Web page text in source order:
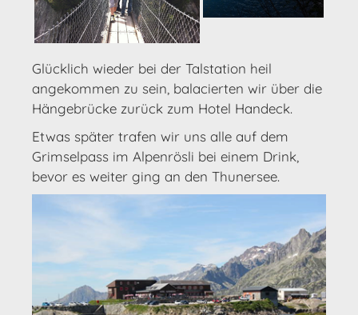
Glücklich wieder bei der Talstation heil
angekommen zu sein, balacierten wir über die
Hängebrücke zurück zum Hotel Handeck.
Etwas später trafen wir uns alle auf dem
Grimselpass im Alpenrösli bei einem Drink,
bevor es weiter ging an den Thunersee.